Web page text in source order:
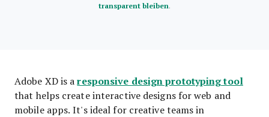
transparent bleiben.
Adobe XD is aresponsive design prototyping tool
that helps create interactive designs for web and
mobile apps. It's ideal for creative teams in